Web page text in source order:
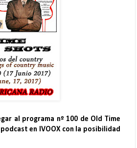
al programa nº 100 de Old Time
en IVOOX con la posibilidad